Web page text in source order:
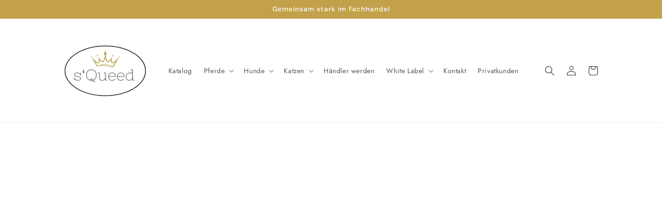
Inhalt
Gemeinsam stark im Fachhandel
Katalog Pferde Hunde Katzen Händler werden White Label Kontakt Privatkunden EinloggenWarenkorb